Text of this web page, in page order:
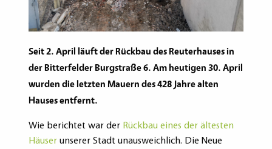
Seit 2. April läuft der Rückbau des Reuterhauses in
der Bitterfelder Burgstraße 6. Am heutigen 30. April
wurden die letzten Mauern des 428 Jahre alten
Hauses entfernt.
Wie berichtet war der Rückbau eines der ältesten
Häuser unserer Stadt unausweichlich. Die Neue